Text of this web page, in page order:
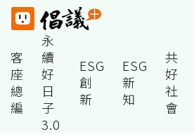
客
座
總
編
永
續
好
日
子
3.0
ESG
創
新
ESG
新
知
共
好
社
會